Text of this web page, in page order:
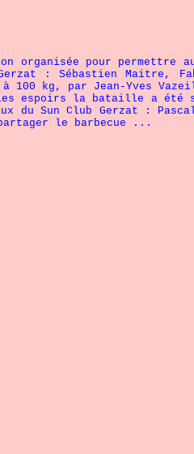
organisée pour permettre
: Sébastien Maitre,
kg, par Jean-Yves
les espoirs la bataille a
du Sun Club Gerzat :
le barbecue ...